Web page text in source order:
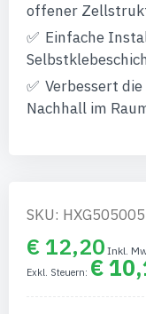
offener
Einfache
Verbessert
Nachhall im
SKU:
€ 12,20
€